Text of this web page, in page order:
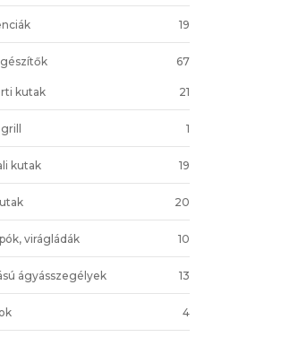
19
67
kutak 21
1
kutak 19
20
virágládák 10
ágyásszegélyek 13
4